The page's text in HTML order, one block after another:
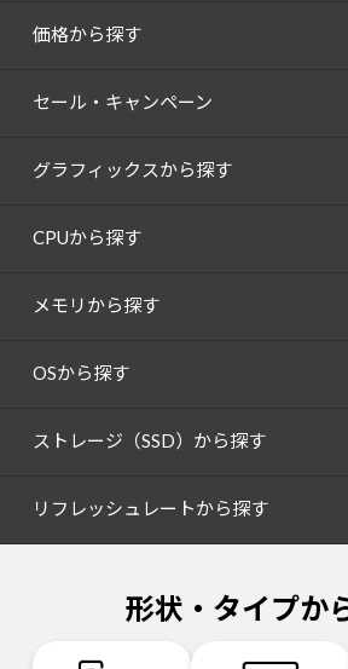
価格から探す
セール・キャンペーン
グラフィックスから探す
CPUから探す
メモリから探す
OSから探す
ストレージ（SSD）から探す
リフレッシュレートから探す
形状・タイプか